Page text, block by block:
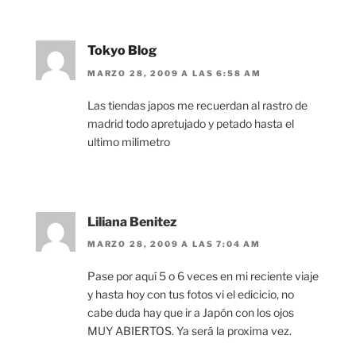
Tokyo Blog
MARZO 28, 2009 A LAS 6:58 AM
Las tiendas japos me recuerdan al rastro de
madrid todo apretujado y petado hasta el
ultimo milimetro
Liliana Benitez
MARZO 28, 2009 A LAS 7:04 AM
Pase por aquí 5 o 6 veces en mi reciente viaje
y hasta hoy con tus fotos vi el edicicio, no
cabe duda hay que ir a Japón con los ojos
MUY ABIERTOS. Ya será la proxima vez.